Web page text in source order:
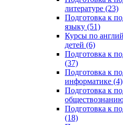
литературе (23)
Подготовка к
языку (51)
Курсы по
детей (6)
Подготовка к
(37)
Подготовка к
информатике (4)
Подготовка к
Подготовка к
(18)